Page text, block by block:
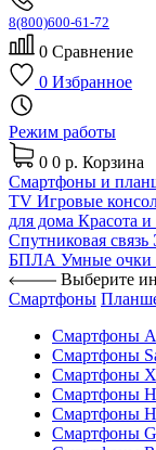
8(800)600-61-72
0 Сравнение
0 Избранное
Режим работы
0 0 р. Корзина
Смартфоны и
TV Игровые
для дома Красота и
Спутниковая связь
БПЛА Умные очки
Выберите
Смартфоны
Смартфоны
Смартфоны
Смартфоны
Смартфоны
Смартфоны
Смартфоны